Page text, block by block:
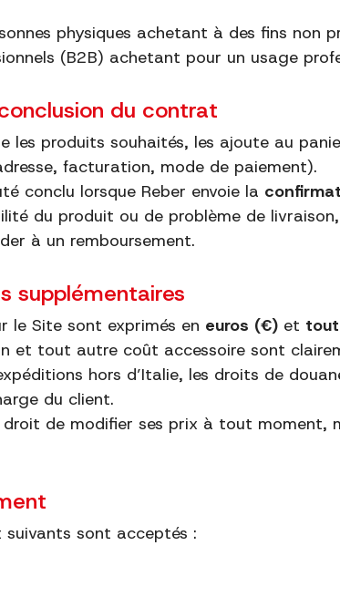
physiques achetant à des fins non
(B2B) achetant pour un usage
du contrat
les produits souhaités, les ajoute au
facturation, mode de paiement).
conclu lorsque Reber envoie la
du produit ou de problème de
à un remboursement.
supplémentaires
le Site sont exprimés en euros (€) et
et tout autre coût accessoire sont
hors d’Italie, les droits de
du client.
droit de modifier ses prix à tout moment,
suivants sont acceptés :